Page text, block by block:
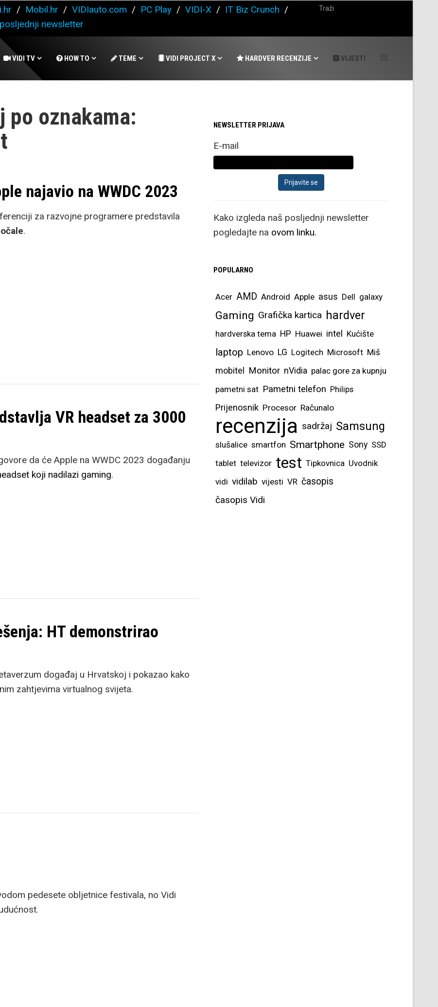
/ Mobil.hr / VIDIauto.com / PC Play / VIDI-X / IT Biz Crunch /
newsletter
VIDI TV HOW TO TEME VIDI PROJECT X HARDVER RECENZIJE VIJESTI
po oznakama:
najavio na WWDC 2023
za razvojne programere predstavila
.
VR headset za 3000
da će Apple na WWDC 2023 događanju
koji nadilazi gaming.
HT demonstrirao
događaj u Hrvatskoj i pokazao kako
zahtjevima virtualnog svijeta.
pedesete obljetnice festivala, no Vidi
NEWSLETTER PRIJAVA
E-mail
Kako izgleda naš posljednji newsletter
pogledajte na ovom linku.
POPULARNO
Acer AMD Android Apple asus Dell galaxy
Gaming Grafička kartica hardver
hardverska tema HP Huawei intel Kućište
laptop Lenovo LG Logitech Microsoft Miš
mobitel Monitor nVidia palac gore za kupnju
pametni sat Pametni telefon Philips
Prijenosnik Procesor Računalo
recenzija sadržaj Samsung
slušalice smartfon Smartphone Sony SSD
tablet televizor test Tipkovnica Uvodnik
vidi vidilab vijesti VR časopis
časopis Vidi